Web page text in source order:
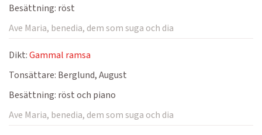
Besättning: röst
Ave Maria, benedia, dem som suga och dia
Dikt:Gammal ramsa
Tonsättare: Berglund, August
Besättning: röst och piano
Ave Maria, benedia, dem som suga och dia